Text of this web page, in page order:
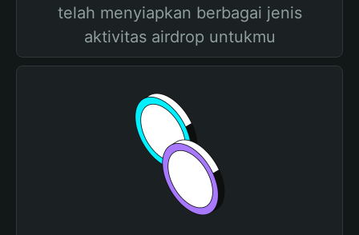
telah menyiapkan berbagai jenis
aktivitas airdrop untukmu